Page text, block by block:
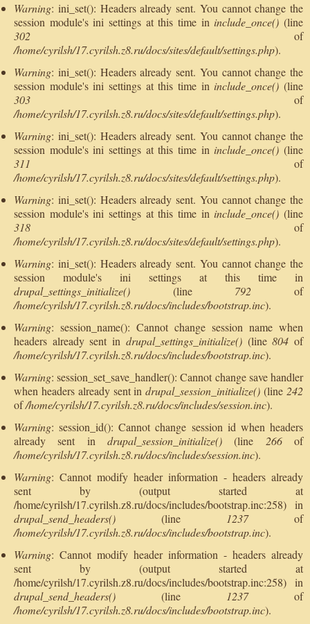
Warning: ini_set(): Headers already sent. You cannot change the
session module's ini settings at this time in include_once() (line
302 of
/home/cyrilsh/17.cyrilsh.z8.ru/docs/sites/default/settings.php).
Warning: ini_set(): Headers already sent. You cannot change the
session module's ini settings at this time in include_once() (line
303 of
/home/cyrilsh/17.cyrilsh.z8.ru/docs/sites/default/settings.php).
Warning: ini_set(): Headers already sent. You cannot change the
session module's ini settings at this time in include_once() (line
311 of
/home/cyrilsh/17.cyrilsh.z8.ru/docs/sites/default/settings.php).
Warning: ini_set(): Headers already sent. You cannot change the
session module's ini settings at this time in include_once() (line
318 of
/home/cyrilsh/17.cyrilsh.z8.ru/docs/sites/default/settings.php).
Warning: ini_set(): Headers already sent. You cannot change the
session module's ini settings at this time in
drupal_settings_initialize() (line 792 of
/home/cyrilsh/17.cyrilsh.z8.ru/docs/includes/bootstrap.inc).
Warning: session_name(): Cannot change session name when
headers already sent in drupal_settings_initialize()(line804 of
/home/cyrilsh/17.cyrilsh.z8.ru/docs/includes/bootstrap.inc).
Warning: session_set_save_handler(): Cannot change save handler
when headers already sent indrupal_session_initialize() (line 242
of/home/cyrilsh/17.cyrilsh.z8.ru/docs/includes/session.inc).
Warning: session_id(): Cannot change session id when headers
already sent in drupal_session_initialize() (line 266of
/home/cyrilsh/17.cyrilsh.z8.ru/docs/includes/session.inc).
Warning: Cannot modify header information - headers already
sent by (output started at
/home/cyrilsh/17.cyrilsh.z8.ru/docs/includes/bootstrap.inc:258) in
drupal_send_headers() (line 1237of
/home/cyrilsh/17.cyrilsh.z8.ru/docs/includes/bootstrap.inc).
Warning: Cannot modify header information - headers already
sent by (output started at
/home/cyrilsh/17.cyrilsh.z8.ru/docs/includes/bootstrap.inc:258) in
drupal_send_headers() (line 1237of
/home/cyrilsh/17.cyrilsh.z8.ru/docs/includes/bootstrap.inc).